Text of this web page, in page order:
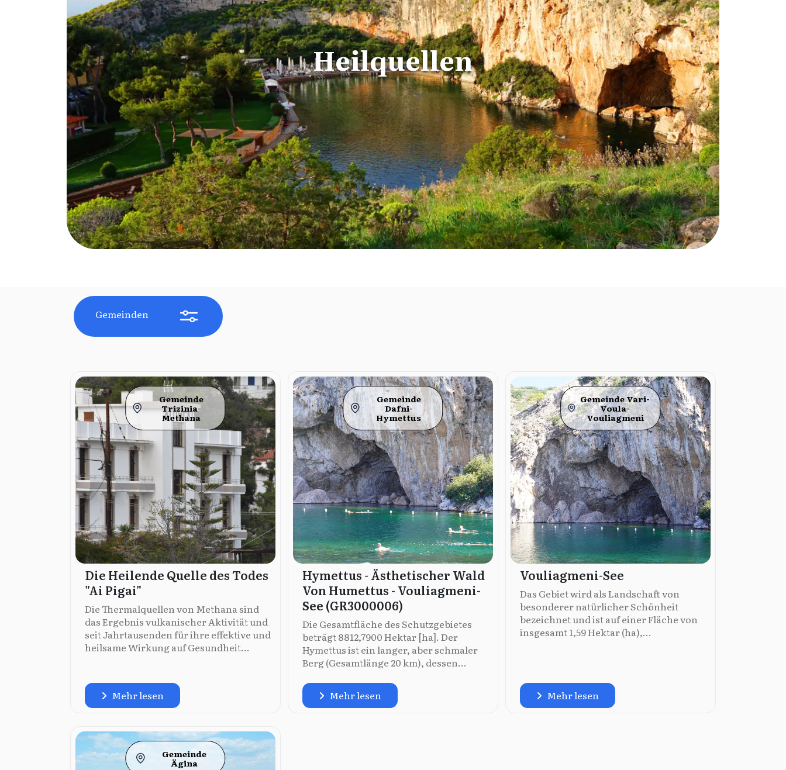
Heilquellen
Gemeinden
Gemeinde
Trizinia-
Methana
Die Heilende Quelle des Todes
"Ai Pigai"
Die Thermalquellen von Methana sind
das Ergebnis vulkanischer Aktivität und
seit Jahrtausenden für ihre effektive und
heilsame Wirkung auf Gesundheit...
Mehr lesen
Gemeinde
Dafni-
Hymettus
Hymettus - Ästhetischer Wald
Von Humettus - Vouliagmeni-
See (GR3000006)
Die Gesamtfläche des Schutzgebietes
beträgt 8812,7900 Hektar [ha]. Der
Hymettus ist ein langer, aber schmaler
Berg (Gesamtlänge 20 km), dessen...
Mehr lesen
Gemeinde Vari-
Voula-
Vouliagmeni
Vouliagmeni-See
Das Gebiet wird als Landschaft von
besonderer natürlicher Schönheit
bezeichnet und ist auf einer Fläche von
insgesamt 1,59 Hektar (ha),...
Mehr lesen
Gemeinde
Ägina